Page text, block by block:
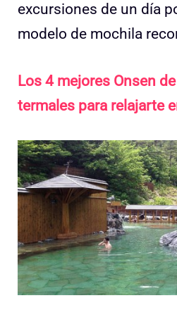
excursiones de un día
modelo de mochila
Los 4 mejores Onsen
termales para relajarte